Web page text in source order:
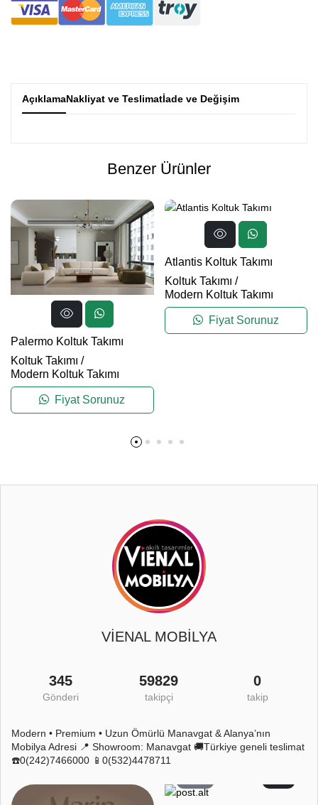
AçıklamaNakliyat ve Teslimatİade ve Değişim
Benzer Ürünler
Palermo Koltuk Takımı
Koltuk Takımı /
Modern Koltuk Takımı
Fiyat Sorunuz
Atlantis Koltuk Takımı
Koltuk Takımı /
Modern Koltuk Takımı
Fiyat Sorunuz
VİENAL MOBİLYA
345
Gönderi
59829
takipçi
0
takip
Modern • Premium • Uzun Ömürlü Manavgat & Alanya’nın
Mobilya Adresi 📍 Showroom: Manavgat 🚚Türkiye geneli teslimat
☎️0(242)7466000 📱0(532)4478711